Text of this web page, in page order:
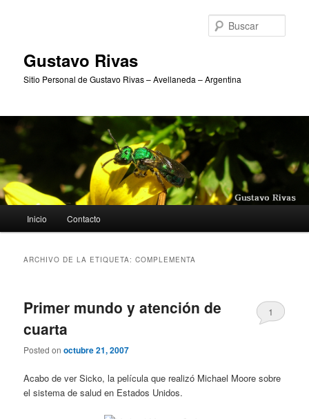
Gustavo Rivas
Sitio Personal de Gustavo Rivas – Avellaneda – Argentina
principal
Inicio Contacto
ARCHIVO DE LA ETIQUETA:COMPLEMENTA
Primer mundo y atención de
cuarta
Posted onoctubre 21, 2007
1
Acabo de ver Sicko, la película que realizó Michael Moore sobre
el sistema de salud en Estados Unidos.